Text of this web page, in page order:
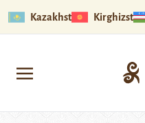
Kazakhstan Kirghizstan